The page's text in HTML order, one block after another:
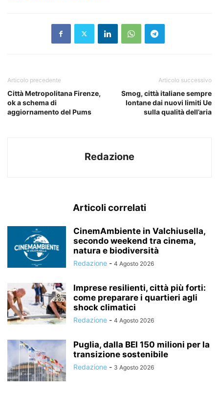
Articolo precedente
Città Metropolitana Firenze,
ok a schema di
aggiornamento del Pums
Articolo successivo
Smog, città italiane sempre
lontane dai nuovi limiti Ue
sulla qualità dell’aria
Redazione
Articoli correlati
CinemAmbiente in Valchiusella,
secondo weekend tra cinema,
natura e biodiversità
Redazione - 4 Agosto 2026
Imprese resilienti, città più forti:
come preparare i quartieri agli
shock climatici
Redazione - 4 Agosto 2026
Puglia, dalla BEI 150 milioni per la
transizione sostenibile
Redazione - 3 Agosto 2026